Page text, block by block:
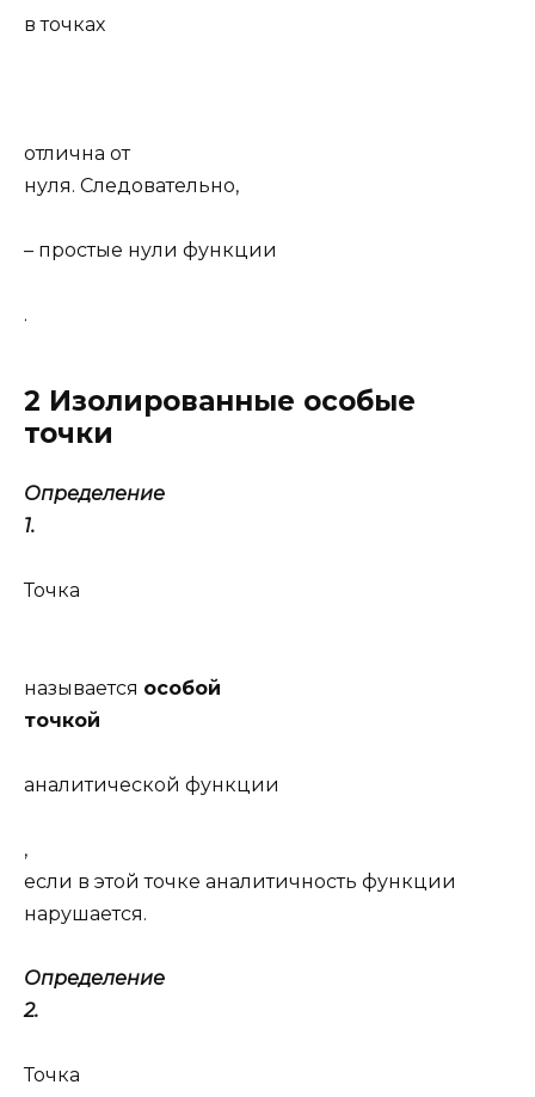
в точках
отлична от
нуля. Следовательно,
– простые нули функции
.
2 Изолированные особые
точки
Определение
1.
Точка
называется особой
точкой
аналитической функции
,
если в этой точке аналитичность функции
нарушается.
Определение
2.
Точка